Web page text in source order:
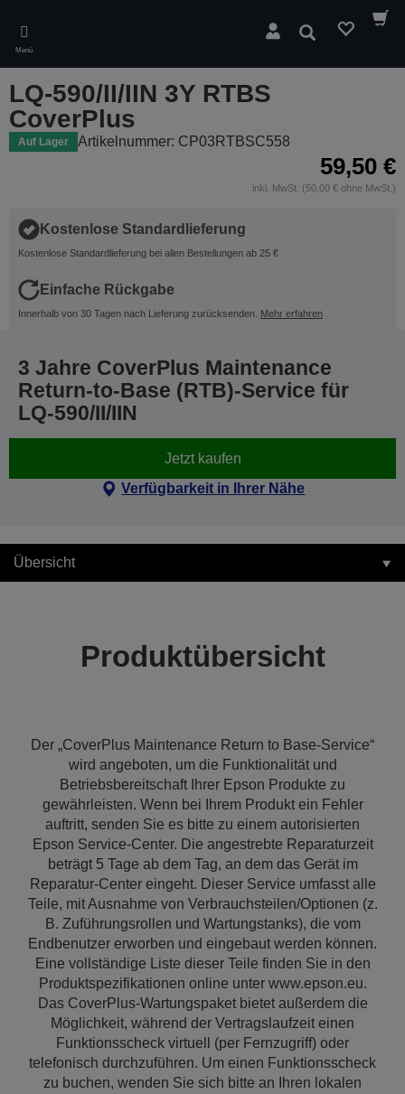
main
content
Menü
Suchen
LQ-590/II/IIN 3Y RTBS
CoverPlus
Auf Lager Artikelnummer: CP03RTBSC558
59,50 €
inkl. MwSt. (50,00 € ohne MwSt.)
Kostenlose Standardlieferung
Kostenlose Standardlieferung bei allen Bestellungen ab 25 €
Einfache Rückgabe
Innerhalb von 30 Tagen nach Lieferung zurücksenden. Mehr erfahren
3 Jahre CoverPlus Maintenance
Return-to-Base (RTB)-Service für
LQ-590/II/IIN
Jetzt kaufen
Verfügbarkeit in Ihrer Nähe
Übersicht
Produktübersicht
Der „CoverPlus Maintenance Return to Base-Service“
wird angeboten, um die Funktionalität und
Betriebsbereitschaft Ihrer Epson Produkte zu
gewährleisten. Wenn bei Ihrem Produkt ein Fehler
auftritt, senden Sie es bitte zu einem autorisierten
Epson Service-Center. Die angestrebte Reparaturzeit
beträgt 5 Tage ab dem Tag, an dem das Gerät im
Reparatur-Center eingeht. Dieser Service umfasst alle
Teile, mit Ausnahme von Verbrauchsteilen/Optionen (z.
B. Zuführungsrollen und Wartungstanks), die vom
Endbenutzer erworben und eingebaut werden können.
Eine vollständige Liste dieser Teile finden Sie in den
Produktspezifikationen online unter www.epson.eu.
Das CoverPlus-Wartungspaket bietet außerdem die
Möglichkeit, während der Vertragslaufzeit einen
Funktionsscheck virtuell (per Fernzugriff) oder
telefonisch durchzuführen. Um einen Funktionsscheck
zu buchen, wenden Sie sich bitte an Ihren lokalen